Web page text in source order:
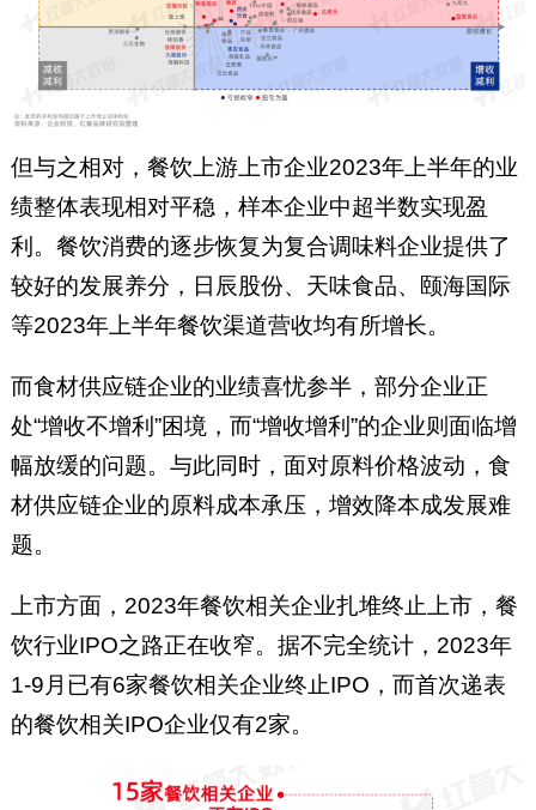
但与之相对，餐饮上游上市企业2023年上半年的业
绩整体表现相对平稳，样本企业中超半数实现盈
利。餐饮消费的逐步恢复为复合调味料企业提供了
较好的发展养分，日辰股份、天味食品、颐海国际
等2023年上半年餐饮渠道营收均有所增长。
而食材供应链企业的业绩喜忧参半，部分企业正
处“增收不增利”困境，而“增收增利”的企业则面临增
幅放缓的问题。与此同时，面对原料价格波动，食
材供应链企业的原料成本承压，增效降本成发展难
题。
上市方面，2023年餐饮相关企业扎堆终止上市，餐
饮行业IPO之路正在收窄。据不完全统计，2023年
1-9月已有6家餐饮相关企业终止IPO，而首次递表
的餐饮相关IPO企业仅有2家。